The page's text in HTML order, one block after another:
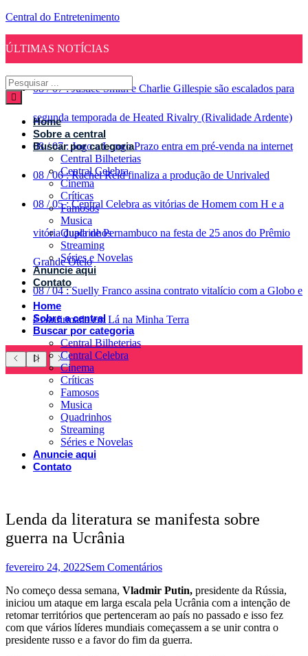
Central do Entretenimento
ÚLTIMAS NOTÍCIAS
08 / 07 : Justice Smith e Charlie Gillespie são escalados para
segunda temporada de Heated Rivalry (Rivalidade Ardente)
08 / 07 : Jogo a Longo Prazo entra em pré-venda na internet
08 / 06 : Rachel Reid finaliza a produção de Unrivaled
08 / 05 : Central Celebra as vitórias de Homem com H e a
vitória dupla de Pernambuco na festa de 25 anos do Prêmio
Grande Otelo
08 / 04 : Suelly Franco assina contrato vitalício com a Globo e
é confirmada em Lá na Minha Terra
Home
Sobre a central
Buscar por categoria
Central Bilheterias
Central Celebra
Cinema
Críticas
Famosos
Musica
Quadrinhos
Streaming
Séries e Novelas
Anuncie aqui
Contato
Home
Sobre a central
Buscar por categoria
Central Bilheterias
Central Celebra
Cinema
Críticas
Famosos
Musica
Quadrinhos
Streaming
Séries e Novelas
Anuncie aqui
Contato
Lenda da literatura se manifesta sobre
guerra na Ucrânia
fevereiro 24, 2022Sem Comentários
No começo dessa semana, Vladmir Putin, presidente da Rússia,
iniciou um ataque em larga escala pela Ucrânia com a intenção de
retomar territórios que pertenceram ao país no passado e isso fez
com que vários líderes mundiais começassem a se unir contra o
presidente russo e a favor do fim da guerra.